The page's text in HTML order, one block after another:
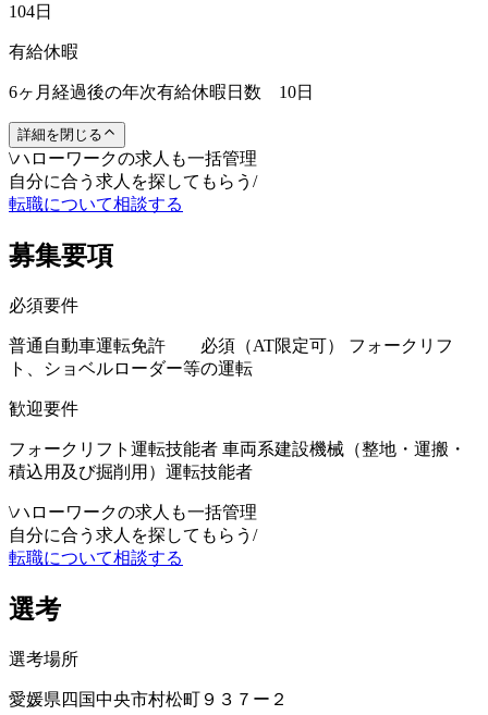
104日
有給休暇
6ヶ月経過後の年次有給休暇日数 10日
詳細を閉じる
\ハローワークの求人も一括管理
自分に合う求人を探してもらう /
転職について相談する
募集要項
必須要件
普通自動車運転免許 必須（AT限定可） フォークリフ
ト、ショベルローダー等の運転
歓迎要件
フォークリフト運転技能者 車両系建設機械（整地・運搬・
積込用及び掘削用）運転技能者
\ハローワークの求人も一括管理
自分に合う求人を探してもらう /
転職について相談する
選考
選考場所
愛媛県四国中央市村松町９３７ー２